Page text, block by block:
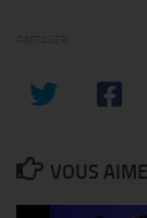
VOUS